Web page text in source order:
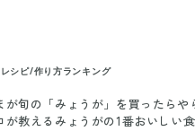
シピ/作り方ランキング
が旬の「みょうが」を買ったらや
が教えるみょうがの1番おいしい